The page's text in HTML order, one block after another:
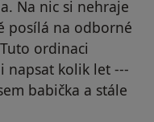
Na nic si nehraje
posílá na odborné
ordinaci
napsat kolik let ---
babička a stále